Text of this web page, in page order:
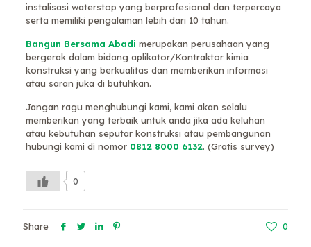
instalisasi waterstop yang berprofesional dan terpercaya
serta memiliki pengalaman lebih dari 10 tahun.
Bangun Bersama Abadi merupakan perusahaan yang
bergerak dalam bidang aplikator/Kontraktor kimia
konstruksi yang berkualitas dan memberikan informasi
atau saran juka di butuhkan.
Jangan ragu menghubungi kami, kami akan selalu
memberikan yang terbaik untuk anda jika ada keluhan
atau kebutuhan seputar konstruksi atau pembangunan
hubungi kami di nomor 0812 8000 6132. (Gratis survey)
0
Share 0